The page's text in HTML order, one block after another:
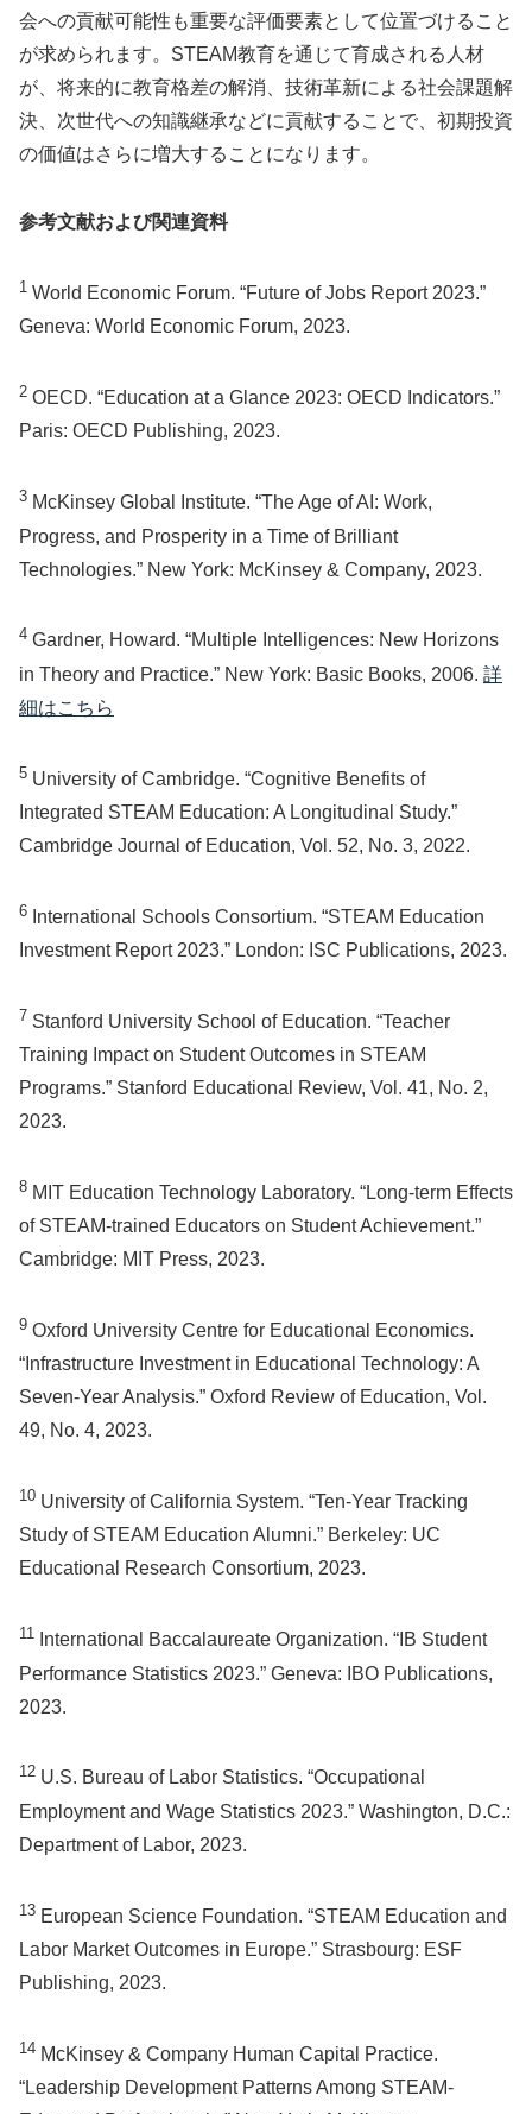
会への貢献可能性も重要な評価要素として位置づけること
が求められます。STEAM教育を通じて育成される人材
が、将来的に教育格差の解消、技術革新による社会課題解
決、次世代への知識継承などに貢献することで、初期投資
の価値はさらに増大することになります。
参考文献および関連資料
1 World Economic Forum. “Future of Jobs Report 2023.”
Geneva: World Economic Forum, 2023.
2 OECD. “Education at a Glance 2023: OECD Indicators.”
Paris: OECD Publishing, 2023.
3 McKinsey Global Institute. “The Age of AI: Work,
Progress, and Prosperity in a Time of Brilliant
Technologies.” New York: McKinsey & Company, 2023.
4 Gardner, Howard. “Multiple Intelligences: New Horizons
in Theory and Practice.” New York: Basic Books, 2006. 詳
細はこちら
5 University of Cambridge. “Cognitive Benefits of
Integrated STEAM Education: A Longitudinal Study.”
Cambridge Journal of Education, Vol. 52, No. 3, 2022.
6 International Schools Consortium. “STEAM Education
Investment Report 2023.” London: ISC Publications, 2023.
7 Stanford University School of Education. “Teacher
Training Impact on Student Outcomes in STEAM
Programs.” Stanford Educational Review, Vol. 41, No. 2,
2023.
8 MIT Education Technology Laboratory. “Long-term Effects
of STEAM-trained Educators on Student Achievement.”
Cambridge: MIT Press, 2023.
9 Oxford University Centre for Educational Economics.
“Infrastructure Investment in Educational Technology: A
Seven-Year Analysis.” Oxford Review of Education, Vol.
49, No. 4, 2023.
10 University of California System. “Ten-Year Tracking
Study of STEAM Education Alumni.” Berkeley: UC
Educational Research Consortium, 2023.
11 International Baccalaureate Organization. “IB Student
Performance Statistics 2023.” Geneva: IBO Publications,
2023.
12 U.S. Bureau of Labor Statistics. “Occupational
Employment and Wage Statistics 2023.” Washington, D.C.:
Department of Labor, 2023.
13 European Science Foundation. “STEAM Education and
Labor Market Outcomes in Europe.” Strasbourg: ESF
Publishing, 2023.
14 McKinsey & Company Human Capital Practice.
“Leadership Development Patterns Among STEAM-